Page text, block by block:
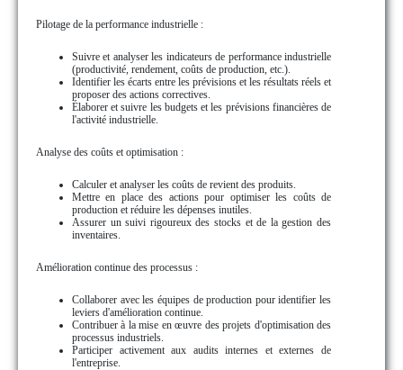
Pilotage de la performance industrielle :
Suivre et analyser les indicateurs de performance industrielle
(productivité, rendement, coûts de production, etc.).
Identifier les écarts entre les prévisions et les résultats réels et
proposer des actions correctives.
Élaborer et suivre les budgets et les prévisions financières de
l'activité industrielle.
Analyse des coûts et optimisation :
Calculer et analyser les coûts de revient des produits.
Mettre en place des actions pour optimiser les coûts de
production et réduire les dépenses inutiles.
Assurer un suivi rigoureux des stocks et de la gestion des
inventaires.
Amélioration continue des processus :
Collaborer avec les équipes de production pour identifier les
leviers d'amélioration continue.
Contribuer à la mise en œuvre des projets d'optimisation des
processus industriels.
Participer activement aux audits internes et externes de
l'entreprise.